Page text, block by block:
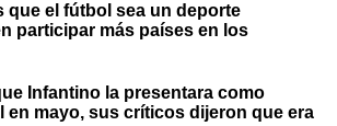
que el fútbol sea un deporte
participar más países en los
Infantino la presentara como
en mayo, sus críticos dijeron que era